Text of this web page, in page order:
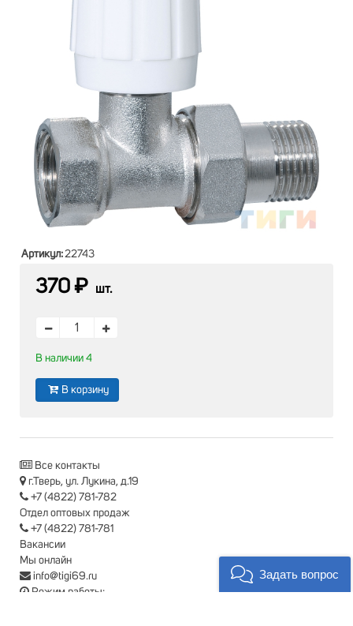
Артикул:22743
370 ₽ шт.
В наличии 4
В корзину
Все контакты
г.Тверь, ул. Лукина, д.19
+7 (4822) 781-782
Отдел оптовых продаж
+7 (4822) 781-781
Вакансии
Мы онлайн
info@tigi69.ru
Режим работы:
Задать вопрос